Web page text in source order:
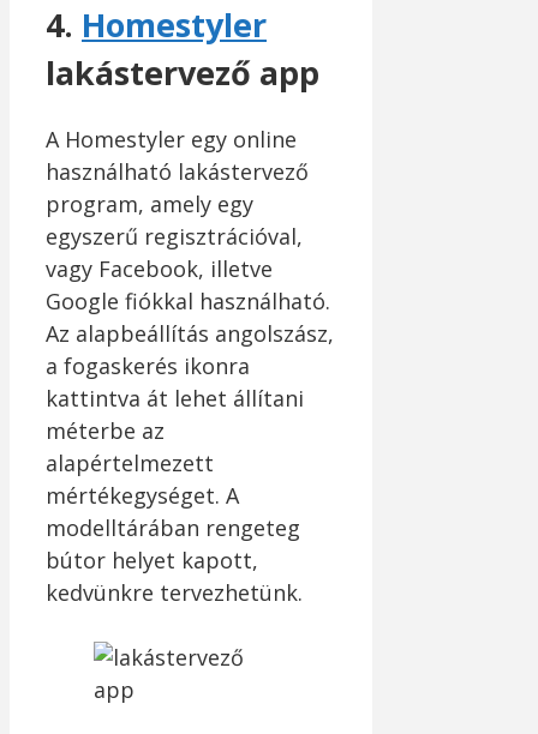
4. Homestyler
lakástervező app
A Homestyler egy online
használható lakástervező
program, amely egy
egyszerű regisztrációval,
vagy Facebook, illetve
Google fiókkal használható.
Az alapbeállítás angolszász,
a fogaskerés ikonra
kattintva át lehet állítani
méterbe az
alapértelmezett
mértékegységet. A
modelltárában rengeteg
bútor helyet kapott,
kedvünkre tervezhetünk.